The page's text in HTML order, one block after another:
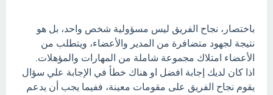
باختصار، نجاح الفريق ليس مسؤولية شخص واحد، بل هو
نتيجة لجهود متضافرة من المدير والأعضاء، ويتطلب من
الأعضاء امتلاك مجموعة شاملة من المهارات والمؤهلات.
اذا كان لديك إجابة افضل او هناك خطأ في الإجابة علي سؤال
يقوم نجاح الفريق على مقومات معينة، ففيما يجب أن يدعم